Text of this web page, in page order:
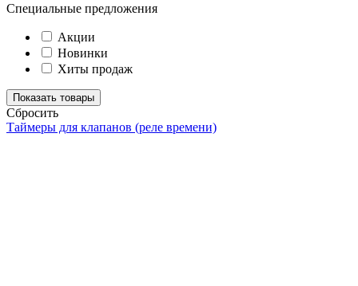
Специальные предложения
Акции
Новинки
Хиты продаж
Cбросить
Таймеры для клапанов (реле времени)